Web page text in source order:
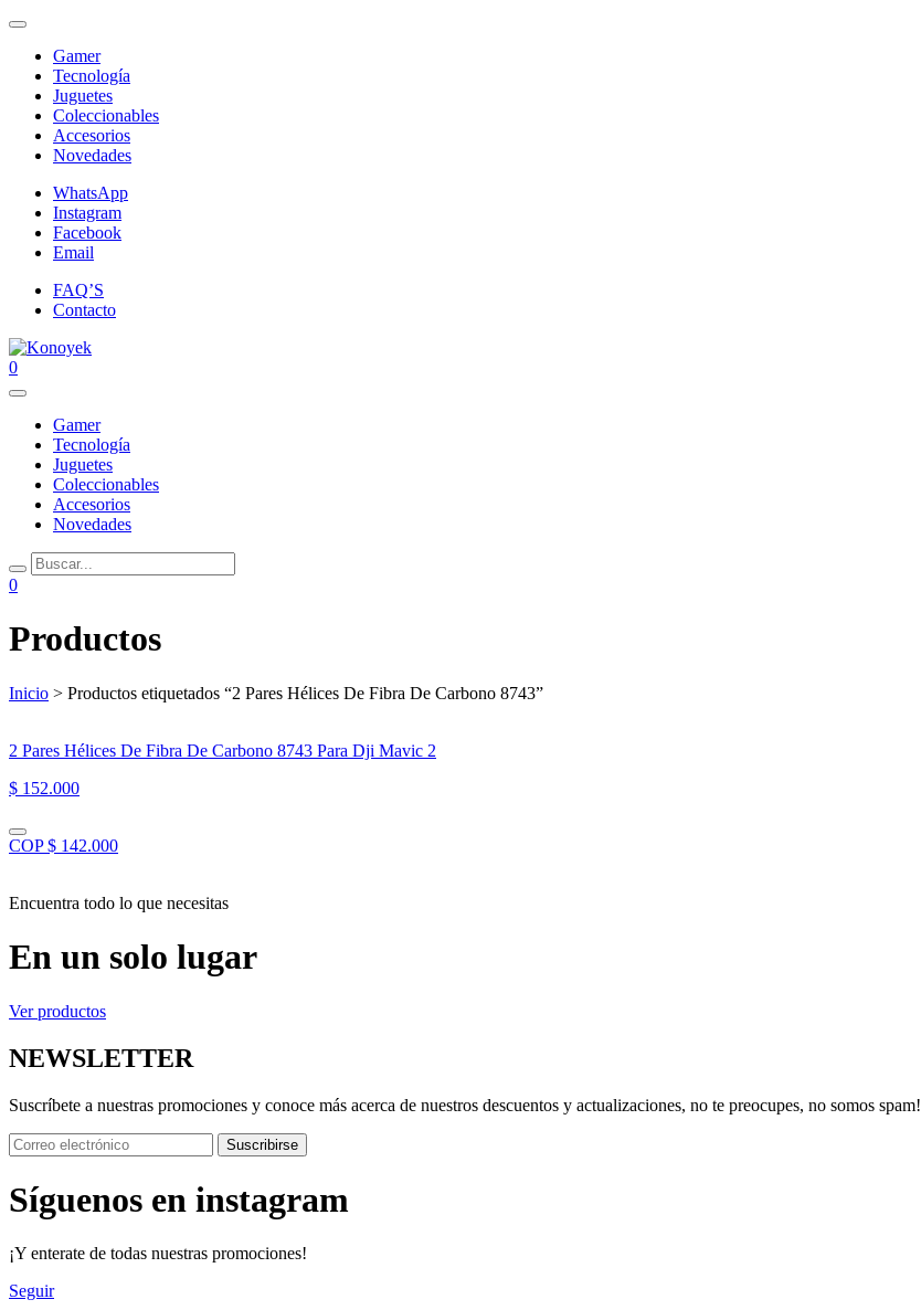
Gamer
Tecnología
Juguetes
Coleccionables
Accesorios
Novedades
WhatsApp
Instagram
Facebook
Email
FAQ’S
Contacto
0
Gamer
Tecnología
Juguetes
Coleccionables
Accesorios
Novedades
0
Productos
Inicio > Productos etiquetados “2 Pares Hélices De Fibra De Carbono 8743”
2 Pares Hélices De Fibra De Carbono 8743 Para Dji Mavic 2
$ 152.000
COP $ 142.000
Encuentra todo lo que necesitas
En un solo lugar
Ver productos
NEWSLETTER
Suscríbete a nuestras promociones y conoce más acerca de nuestros descuentos y actualizaciones, no te preocupes, no somos spam!
Suscribirse
Síguenos en instagram
¡Y enterate de todas nuestras promociones!
Seguir